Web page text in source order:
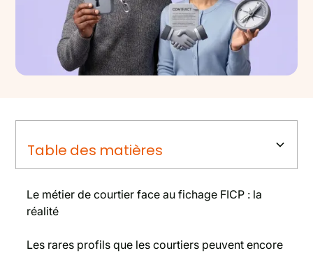
Table des matières
Le métier de courtier face au fichage FICP : la
réalité
Les rares profils que les courtiers peuvent encore